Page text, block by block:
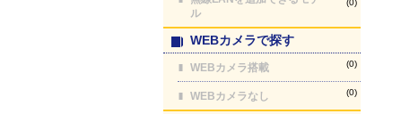
ル
WEBカメラで探す
WEBカメラ搭載 (0)
WEBカメラなし (0)